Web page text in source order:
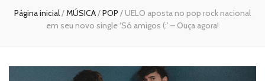
Página inicial/MÚSICA/POP / UELO aposta no pop rock nacional
em seu novo single ‘Só amigos (:’ – Ouça agora!